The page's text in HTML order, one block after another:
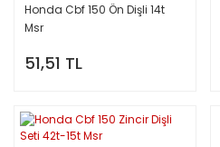
Honda Cbf 150 Ön Dişli 14t
Msr
51,51 TL